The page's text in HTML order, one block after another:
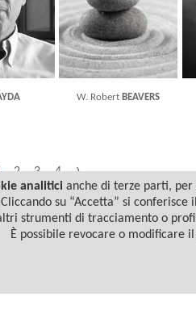
W. Robert BEAVERS
2 3 4 ›
© 2022 Casa
analiticianche di terze parti, per
Cliccando su “Accetta” si conferisce
strumenti di tracciamento o
È possibile revocare o modificare